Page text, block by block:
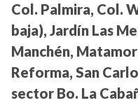
Col. Palmira, Col.
baja), Jardín Las
Manchén,
Reforma, San
sector Bo. La